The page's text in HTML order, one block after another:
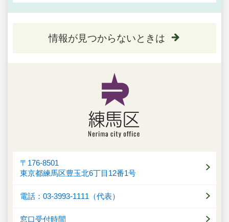
情報が見つからないときは
〒176-8501
東京都練馬区豊玉北6丁目12番1号
電話：03-3993-1111（代表）
窓口受付時間